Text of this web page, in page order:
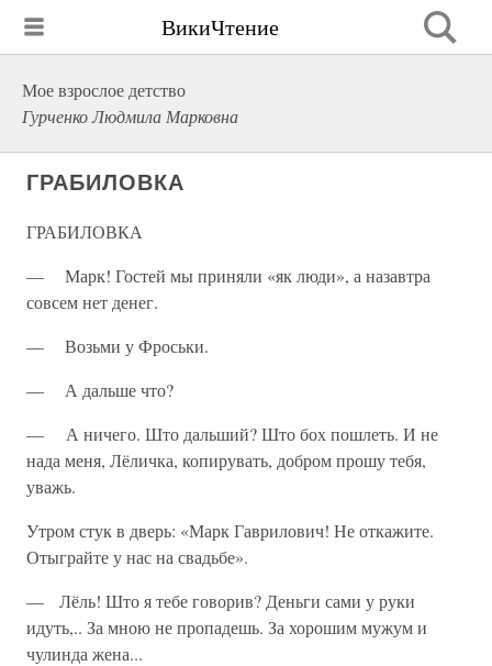
ВикиЧтение
Мое взрослое детство
Гурченко Людмила Марковна
ГРАБИЛОВКА
ГРАБИЛОВКА
— Марк! Гостей мы приняли «як люди», а назавтра
совсем нет денег.
— Возьми у Фроськи.
— А дальше что?
— А ничего. Што дальший? Што бох пошлеть. И не
нада меня, Лёличка, копирувать, добром прошу тебя,
уважь.
Утром стук в дверь: «Марк Гаврилович! Не откажите.
Отыграйте у нас на свадьбе».
— Лёль! Што я тебе говорив? Деньги сами у руки
идуть,.. За мною не пропадешь. За хорошим мужум и
чулинда жена...